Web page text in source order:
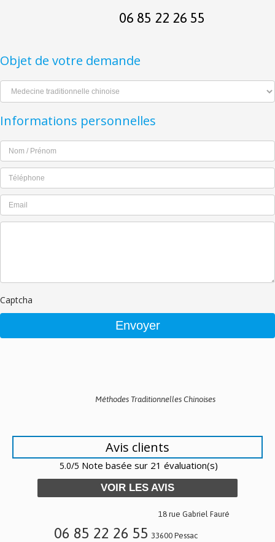
06 85 22 26 55
Objet de votre demande
Informations personnelles
Captcha
Méthodes Traditionnelles Chinoises
Avis clients
5.0/5 Note basée sur 21 évaluation(s)
VOIR LES AVIS
06 85 22 26 55
18 rue Gabriel Fauré
33600 Pessac